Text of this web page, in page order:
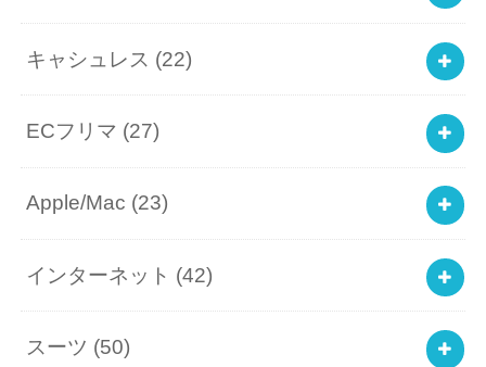
キャシュレス (22)
ECフリマ (27)
Apple/Mac (23)
インターネット (42)
スーツ (50)